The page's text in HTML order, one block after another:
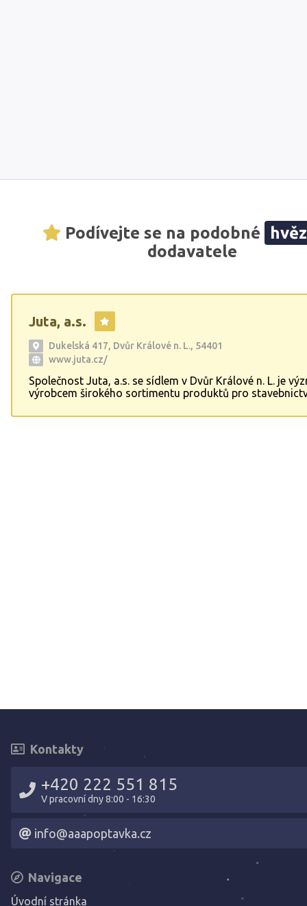
Podívejte se na podobné
dodavatele
Juta, a.s.
Dukelská 417, Dvůr Králové n. L., 54401
www.juta.cz/
Společnost Juta, a.s. se sídlem v Dvůr Králové n. L. je
výrobcem širokého sortimentu produktů pro
výrobu umělého trávníku JUTAgrass pro sportovní
Kontakty
+420 222 551 815
V pracovní dny 8:00 - 16:30
info@aaapoptavka.cz
Navigace
Úvodní stránka